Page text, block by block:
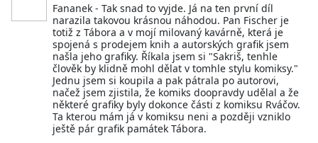
Fananek - Tak snad to vyjde. Já na ten první díl
narazila takovou krásnou náhodou. Pan Fischer je
totiž z Tábora a v mojí milovaný kavárně, která je
spojená s prodejem knih a autorských grafik jsem
našla jeho grafiky. Říkala jsem si "Sakriš, tenhle
člověk by klidně mohl dělat v tomhle stylu komiksy."
Jednu jsem si koupila a pak pátrala po autorovi,
načež jsem zjistila, že komiks doopravdy udělal a že
některé grafiky byly dokonce části z komiksu Rváčov.
Ta kterou mám já v komiksu neni a později vzniklo
ještě pár grafik památek Tábora.